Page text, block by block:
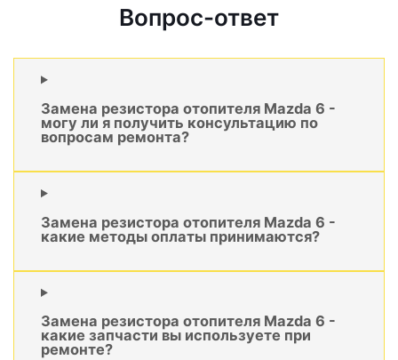
Вопрос-ответ
Замена резистора отопителя Mazda 6 -
могу ли я получить консультацию по
вопросам ремонта?
Замена резистора отопителя Mazda 6 -
какие методы оплаты принимаются?
Замена резистора отопителя Mazda 6 -
какие запчасти вы используете при
ремонте?